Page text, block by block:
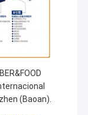
(Baoan).